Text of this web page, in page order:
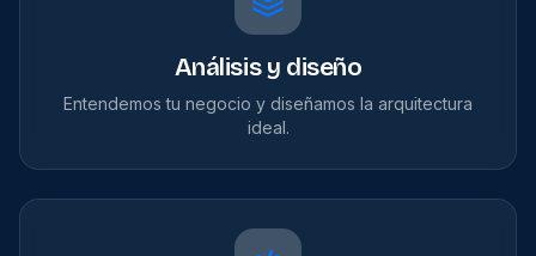
Análisis y diseño
Entendemos tu negocio y diseñamos la arquitectura
ideal.